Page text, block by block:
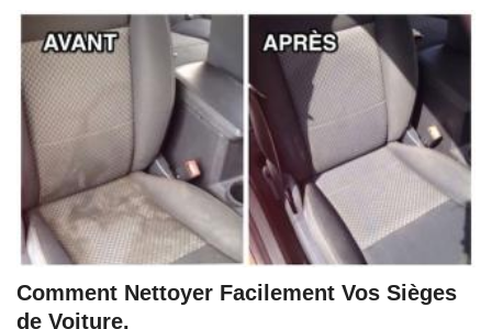
Comment Nettoyer Facilement Vos Sièges
de Voiture.